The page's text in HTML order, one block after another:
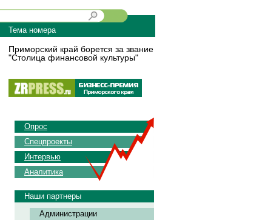
Тема номера
Приморский край борется за звание
"Столица финансовой культуры"
Опрос
Спецпроекты
Интервью
Аналитика
Наши партнеры
Администрации